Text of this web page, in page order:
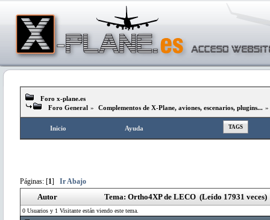
Foro x-plane.es
Foro General » Complementos de X-Plane, aviones, escenarios, plugins... »
Inicio Ayuda TAGS
Páginas: [1] Ir Abajo
Autor Tema: Ortho4XP de LECO (Leído 17931 veces)
0 Usuarios y 1 Visitante están viendo este tema.